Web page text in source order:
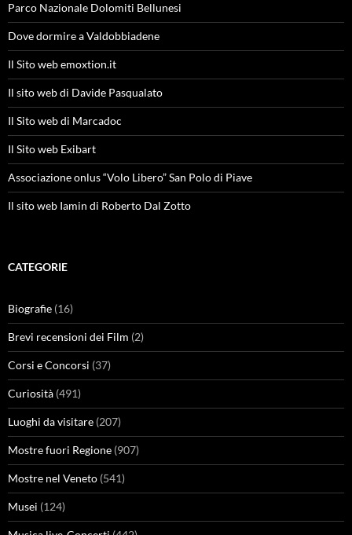
Parco Nazionale Dolomiti Bellunesi
Dove dormire a Valdobbiadene
Il Sito web emoxtion.it
Il sito web di Davide Pasqualato
Il Sito web di Marcadoc
Il Sito web Exibart
Associazione onlus “Volo Libero” San Polo di Piave
Il sito web Iamin di Roberto Dal Zotto
CATEGORIE
Biografie (16)
Brevi recensioni dei Film (2)
Corsi e Concorsi (37)
Curiosità (491)
Luoghi da visitare (207)
Mostre fuori Regione (907)
Mostre nel Veneto (541)
Musei (124)